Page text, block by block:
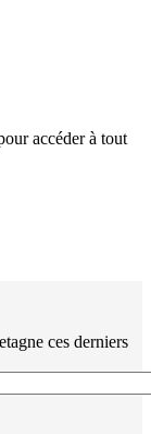
accéder à tout
ces derniers